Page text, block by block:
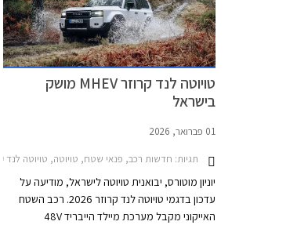
טויוטה לנד קרוזר MHEV מושק
בישראל
01 פברואר, 2026
תגיות: חדשות רכב, פנאי שטח, טויוטה, טויוטה לנד קרוזר ארוך 2024-
יוניון מוטורס, יבואנית טויוטה לישראל, מודיעה על
עדכון בדגמי טויוטה לנד קרוזר 2026. רכב השטח
האייקוני מקבל מערכת מיילד הייבריד 48V